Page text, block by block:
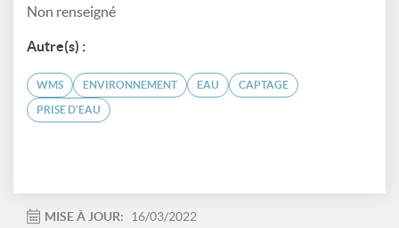
Non renseigné
Autre(s) :
WMS ENVIRONNEMENT EAU CAPTAGE
PRISE D'EAU
MISE À JOUR:
16/03/2022